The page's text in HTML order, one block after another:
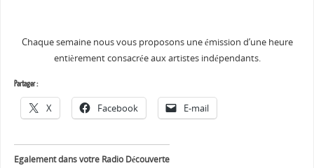
Chaque semaine nous vous proposons une émission d’une heure
entièrement consacrée aux artistes indépendants.
Partager :
X Facebook E-mail
Egalement dans votre Radio Découverte